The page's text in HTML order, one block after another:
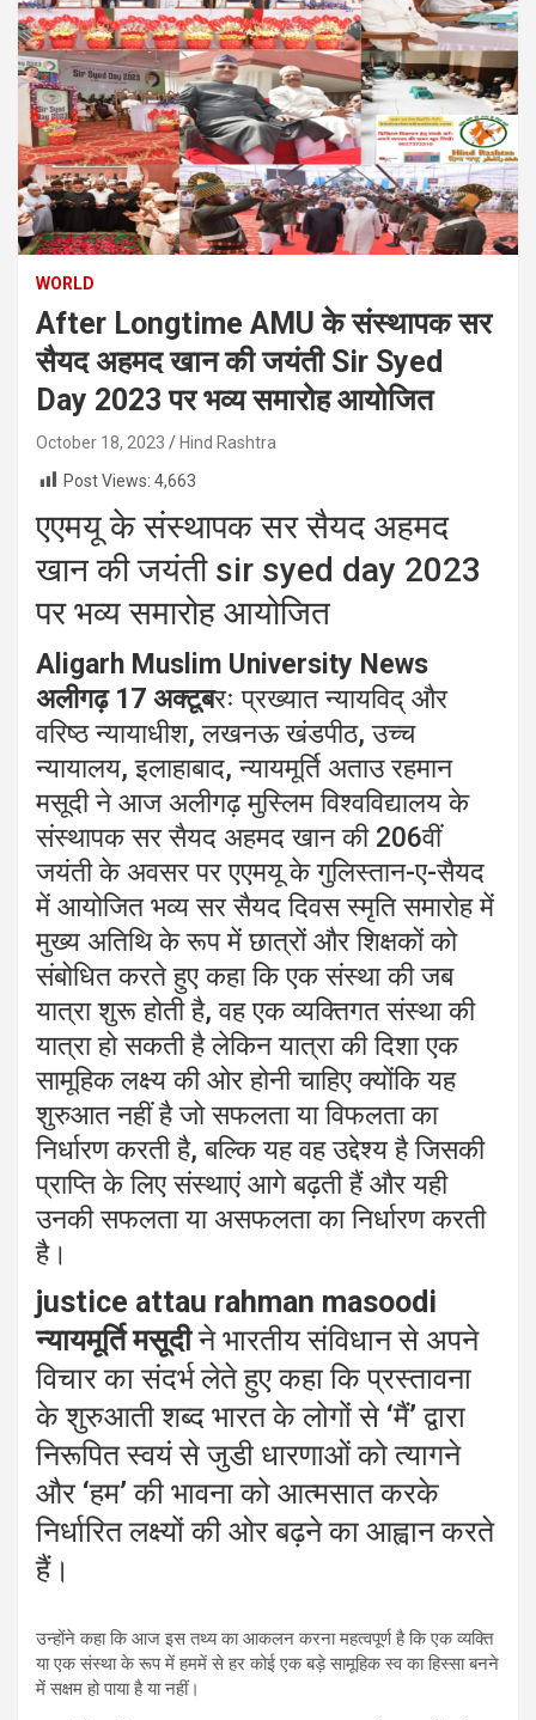
WORLD
After Longtime AMU के संस्थापक सर
सैयद अहमद खान की जयंती Sir Syed
Day 2023 पर भव्य समारोह आयोजित
October 18, 2023
Hind Rashtra
Post Views: 4,663
एएमयू के संस्थापक सर सैयद अहमद
खान की जयंती sir syed day 2023
पर भव्य समारोह आयोजित
Aligarh Muslim University News
अलीगढ़ 17 अक्टूबरः प्रख्यात न्यायविद् और
वरिष्ठ न्यायाधीश,लखनऊ खंडपीठ,उच्च
न्यायालय,इलाहाबाद,न्यायमूर्ति अताउ रहमान
मसूदी ने आज अलीगढ़ मुस्लिम विश्वविद्यालय के
संस्थापक सर सैयद अहमद खान की 206वीं
जयंती के अवसर पर एएमयू के गुलिस्तान-ए-सैयद
में आयोजित भव्य सर सैयद दिवस स्मृति समारोह में
मुख्य अतिथि के रूप में छात्रों और शिक्षकों को
संबोधित करते हुए कहा कि एक संस्था की जब
यात्रा शुरू होती है,वह एक व्यक्तिगत संस्था की
यात्रा हो सकती है लेकिन यात्रा की दिशा एक
सामूहिक लक्ष्य की ओर होनी चाहिए क्योंकि यह
शुरुआत नहीं है जो सफलता या विफलता का
निर्धारण करती है,बल्कि यह वह उद्देश्य है जिसकी
प्राप्ति के लिए संस्थाएं आगे बढ़ती हैं और यही
उनकी सफलता या असफलता का निर्धारण करती
है।
justice attau rahman masoodi
न्यायमूर्ति मसूदीने भारतीय संविधान से अपने
विचार का संदर्भ लेते हुए कहा कि प्रस्तावना
के शुरुआती शब्द भारत के लोगों से ‘मैं’द्वारा
निरूपित स्वयं से जुडी धारणाओं को त्यागने
और ‘हम’की भावना को आत्मसात करके
निर्धारित लक्ष्यों की ओर बढ़ने का आह्वान करते
हैं।
उन्होंने कहा कि आज इस तथ्य का आकलन करना महत्वपूर्ण है कि एक व्यक्ति
या एक संस्था के रूप में हममें से हर कोई एक बड़े सामूहिक स्व का हिस्सा बनने
में सक्षम हो पाया है या नहीं।